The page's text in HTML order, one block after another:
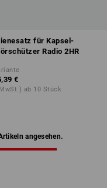
für Kapsel-
Radio 2HR
€
ab 10 Stück
angesehen.